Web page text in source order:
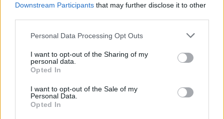
Downstream Participants that may further disclose it to other
Please note that this website/app uses one or more Google
not limited to your visit or usage behaviour. You may click to
grant or deny consent to Google and its third-party tags to
use your data for below specified purposes in below Google
consent section.
Personal Data Processing Opt Outs
I want to opt-out of the Sharing of my
personal data.
Opted In
I want to opt-out of the Sale of my
Personal Data.
Opted In